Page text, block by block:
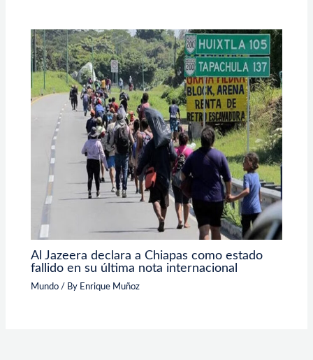
Al Jazeera declara a Chiapas como estado
fallido en su última nota internacional
Mundo / By Enrique Muñoz